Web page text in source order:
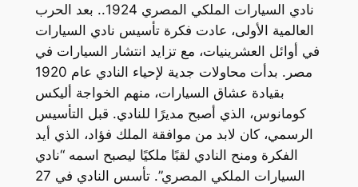
نادي السيارات الملكي المصري 1924.. بعد الحرب
العالمية الأولى، عادت فكرة تأسيس نادي السيارات
في أوائل العشرينيات، مع تزايد انتشار السيارات في
مصر. بدأت محاولات جدية لإحياء النادي عام 1920
بقيادة عشاق السيارات، منهم الخواجة أليكس
كومانوس، الذي أصبح مديرًا للنادي. قبل التأسيس
الرسمي، كان لابد من موافقة الملك فؤاد، الذي أيد
الفكرة ومنح النادي لقبًا ملكيًا ليصبح اسمه “نادي
السيارات الملكي المصري”. تأسس النادي في 27